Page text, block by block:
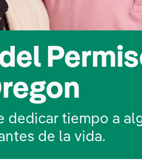
tiempo a
de la vida.